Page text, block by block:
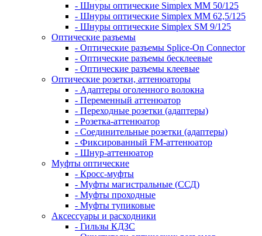
- Шнуры оптические Simplex MM 50/125
- Шнуры оптические Simplex MM 62,5/125
- Шнуры оптические Simplex SM 9/125
Оптические разъемы
- Оптические разъемы Splice-On Connector
- Оптические разъемы бесклеевые
- Оптические разъемы клеевые
Оптические розетки, аттенюаторы
- Адаптеры оголенного волокна
- Переменный аттенюатор
- Переходные розетки (адаптеры)
- Розетка-аттенюатор
- Соединительные розетки (адаптеры)
- Фиксированный FM-аттенюатор
- Шнур-аттенюатор
Муфты оптические
- Кросс-муфты
- Муфты магистральные (ССД)
- Муфты проходные
- Муфты тупиковые
Аксессуары и расходники
- Гильзы КДЗС